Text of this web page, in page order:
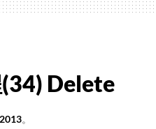
Delete
。